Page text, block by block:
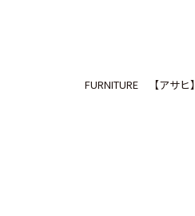
FURNITURE 【アサヒ】